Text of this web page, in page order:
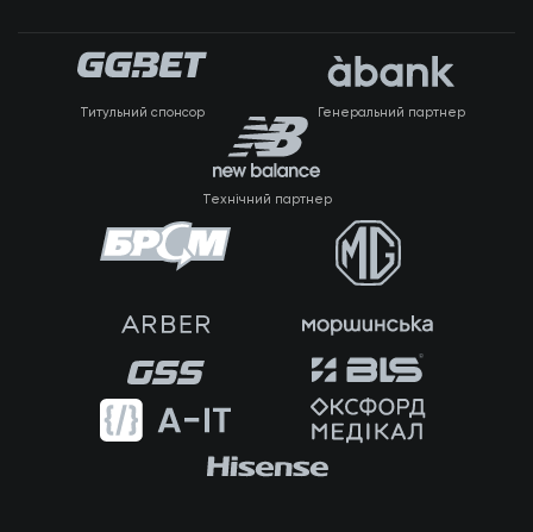
Титульний спонсор Генеральний партнер
Технічний партнер